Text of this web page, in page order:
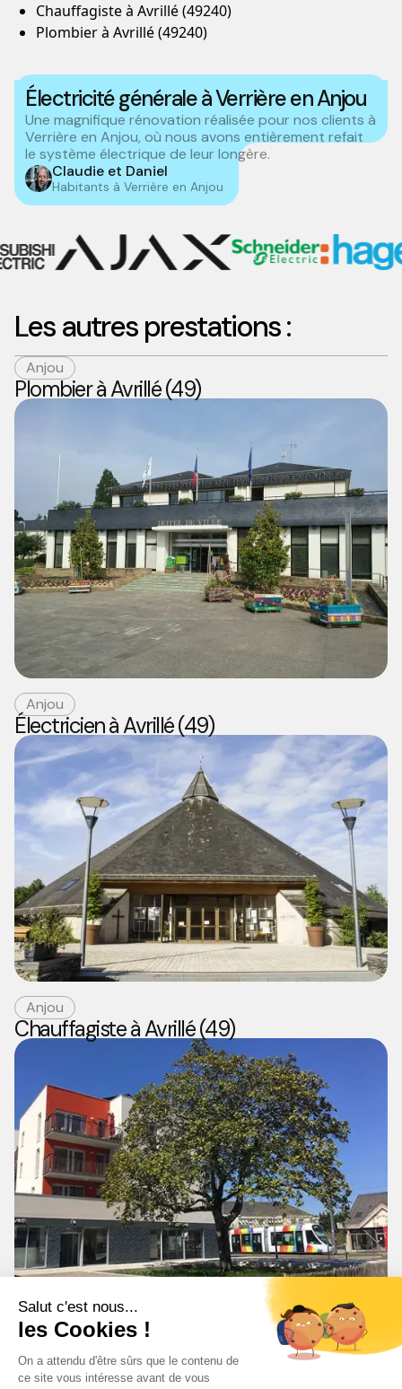
Chauffagiste à Avrillé (49240)
Plombier à Avrillé (49240)
Électricité générale à Verrière en Anjou
Une magnifique rénovation réalisée pour nos clients à
Verrière en Anjou, où nous avons entièrement refait
le système électrique de leur longère.
Claudie et Daniel
Habitants à Verrière en Anjou
Les autres prestations :
Anjou
Plombier à Avrillé (49)
Anjou
Électricien à Avrillé (49)
Anjou
Chauffagiste à Avrillé (49)